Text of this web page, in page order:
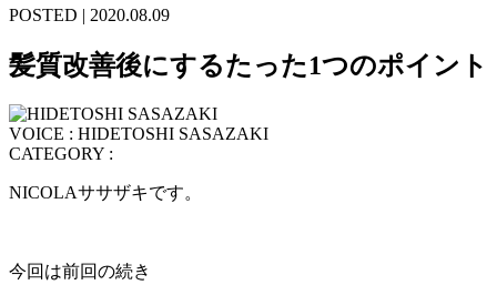
POSTED | 2020.08.09
髪質改善後にするたった1つのポイント
VOICE : HIDETOSHI SASAZAKI
CATEGORY :
NICOLAササザキです。
今回は前回の続き